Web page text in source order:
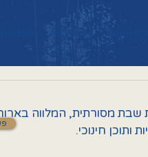
Activities
מסורתית, המלווה
חינוכי.